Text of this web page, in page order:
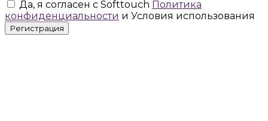
Да, я согласен с Softtouch Политика
конфиденциальности и Условия использования
Регистрация